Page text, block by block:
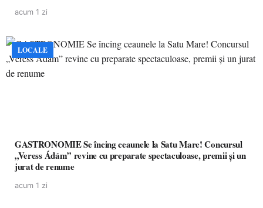
acum 1 zi
LOCALE
GASTRONOMIE Se încing ceaunele la Satu Mare! Concursul
„Veress Ádám” revine cu preparate spectaculoase, premii și un
jurat de renume
acum 1 zi